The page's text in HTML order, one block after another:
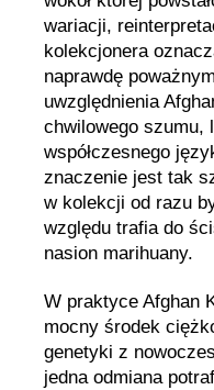
wariacji,
kolekcjonera
naprawdę
uwzględnienia
chwilowego szumu,
współczesnego
znaczenie jest tak
w kolekcji od razu
względu trafia do
nasion marihuany.
W praktyce Afghan
mocny środek
genetyki z
jedna odmiana